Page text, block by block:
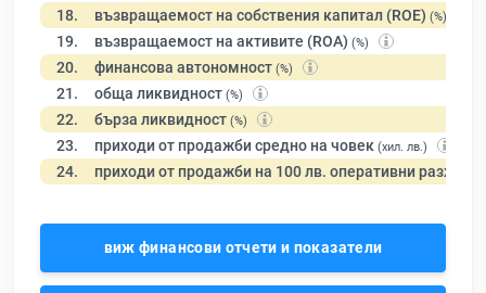
18. възвращаемост на собствения капитал (ROE) (%)
19. възвращаемост на активите (ROA) (%)
20. финансова автономност (%)
21. обща ликвидност (%)
22. бърза ликвидност (%)
23. приходи от продажби средно на човек (хил. лв.)
24. приходи от продажби на 100 лв. оперативни разходи
виж финансови отчети и показатели